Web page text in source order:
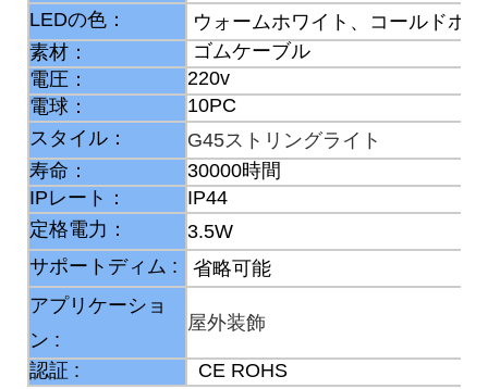
LEDの色：
ウォームホワイト、コールドホ
素材：
ゴムケーブル
電圧：
220v
電球：
10PC
スタイル：
G45ストリングライト
寿命：
30000時間
IPレート：
IP44
定格電力：
3.5W
サポートディム :
省略可能
アプリケーショ
ン :
屋外装飾
認証 : CE ROHS